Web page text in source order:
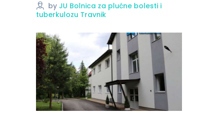
by JU Bolnica za plućne bolesti i
tuberkulozu Travnik